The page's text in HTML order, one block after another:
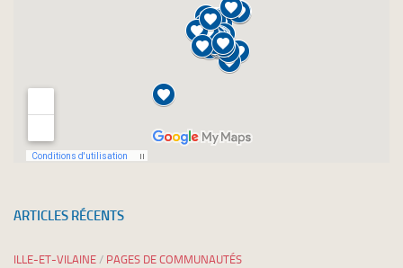
ARTICLES RÉCENTS
ILLE-ET-VILAINE / PAGES DE COMMUNAUTÉS